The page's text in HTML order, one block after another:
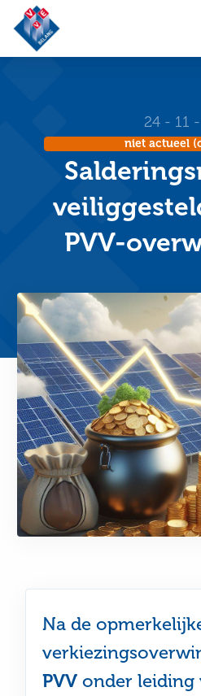
24 - 11
niet actueel
PVV-
Na de
PVV onder leiding